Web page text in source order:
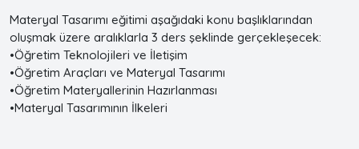
Materyal Tasarımı eğitimi aşağıdaki konu başlıklarından
oluşmak üzere aralıklarla 3 ders şeklinde gerçekleşecek:
•Öğretim Teknolojileri ve İletişim
•Öğretim Araçları ve Materyal Tasarımı
•Öğretim Materyallerinin Hazırlanması
•Materyal Tasarımının İlkeleri